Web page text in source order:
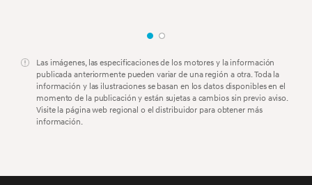
Las imágenes, las especificaciones de los motores y la información
publicada anteriormente pueden variar de una región a otra. Toda la
información y las ilustraciones se basan en los datos disponibles en el
momento de la publicación y están sujetas a cambios sin previo aviso.
Visite la página web regional o el distribuidor para obtener más
información.